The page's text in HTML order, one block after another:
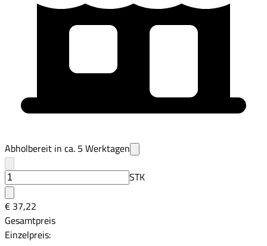
Abholbereit in ca. 5 Werktagen
STK
€ 37,22
Gesamtpreis
Einzelpreis: